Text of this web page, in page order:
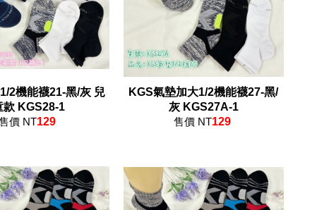
2機能襪21-黑/灰 兒
款 KGS28-1
價 NT129
KGS氣墊加大1/2機能襪27-黑/
灰 KGS27A-1
售價 NT129